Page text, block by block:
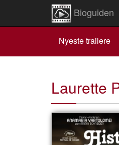
Bioguiden
Nyeste trailere
Laurette